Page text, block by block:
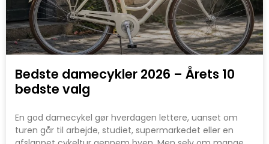
Bedste damecykler 2026 – Årets 10
bedste valg
En god damecykel gør hverdagen lettere, uanset om
turen går til arbejde, studiet, supermarkedet eller en